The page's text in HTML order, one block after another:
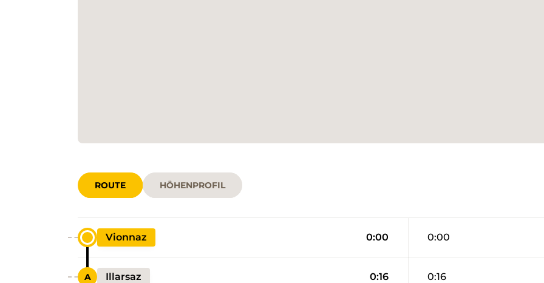
ROUTE HÖHENPROFIL
Vionnaz 0:00 0:00
Illarsaz 0:16 0:16